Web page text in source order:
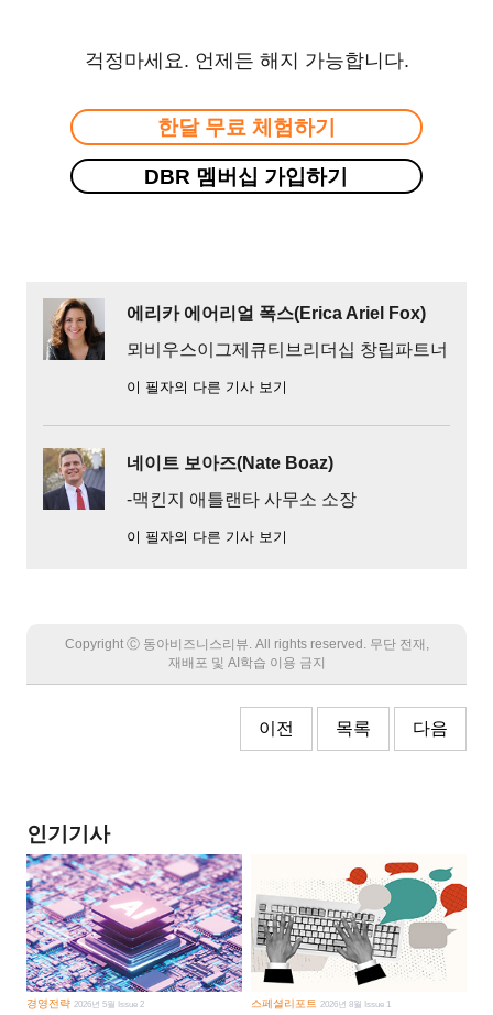
걱정마세요. 언제든 해지 가능합니다.
한달 무료 체험하기
DBR 멤버십 가입하기
에리카 에어리얼 폭스(Erica Ariel Fox)
뫼비우스이그제큐티브리더십 창립파트너
이 필자의 다른 기사 보기
네이트 보아즈(Nate Boaz)
-맥킨지 애틀랜타 사무소 소장
이 필자의 다른 기사 보기
Copyright Ⓒ 동아비즈니스리뷰. All rights reserved. 무단 전재,
재배포 및 AI학습 이용 금지
이전 목록 다음
인기기사
경영전략2026년 5월 Issue 2 스페셜리포트 2026년 8월 Issue 1